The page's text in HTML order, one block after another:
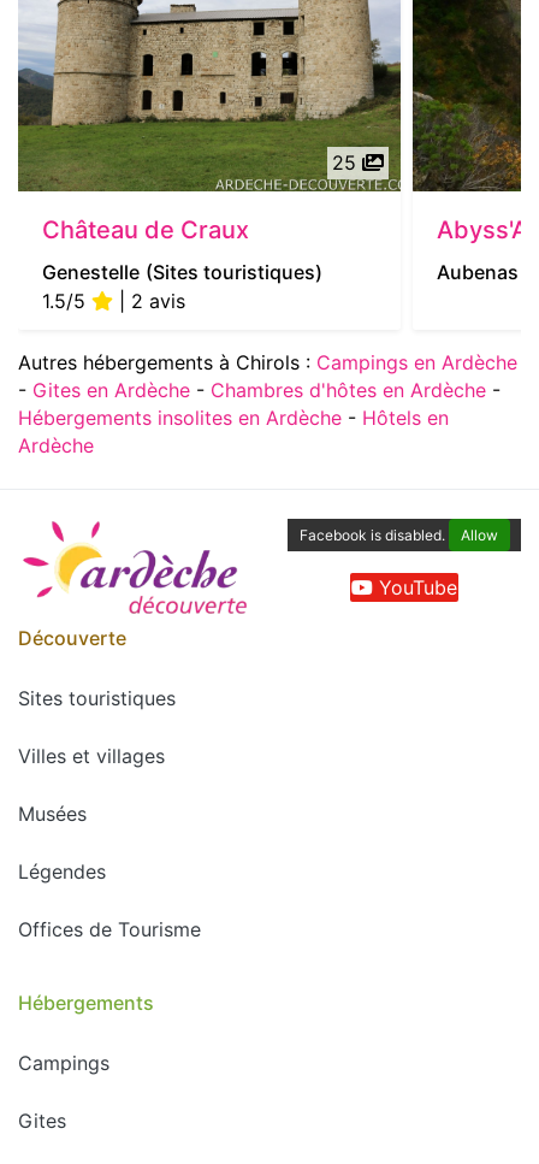
25
Château de Craux
Genestelle (Sites touristiques)
1.5/5
| 2 avis
Aubenas
Autres hébergements à Chirols : Campings en Ardèche
- Gites en Ardèche - Chambres d'hôtes en Ardèche -
Hébergements insolites en Ardèche - Hôtels en
Ardèche
Facebook is disabled. Allow
YouTube
Découverte
Sites touristiques
Villes et villages
Musées
Légendes
Offices de Tourisme
Hébergements
Campings
Gites